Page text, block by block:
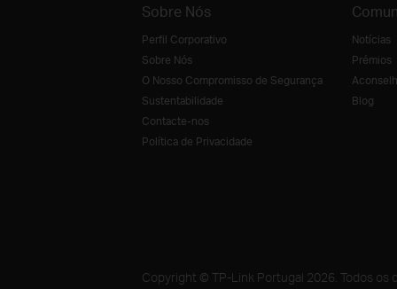
Sobre Nós
Perfil Corporativo
Sobre Nós
O Nosso Compromisso de Segurança
Sustentabilidade
Contacte-nos
Política de Privacidade
Notícias
Prémios
Blog
Copyright © TP-Link Portugal 2026. Todos os